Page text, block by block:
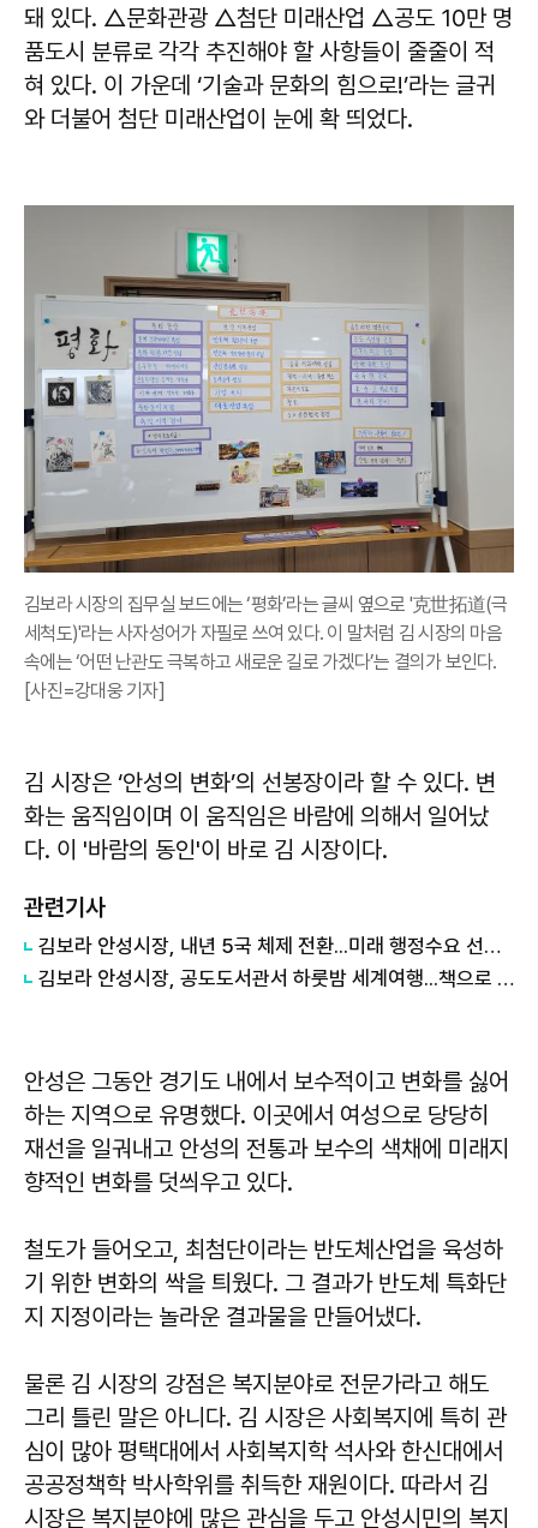
돼 있다. △문화관광 △첨단 미래산업 △공도 10만 명
품도시 분류로 각각 추진해야 할 사항들이 줄줄이 적
혀 있다. 이 가운데 ‘기술과 문화의 힘으로!’라는 글귀
와 더불어 첨단 미래산업이 눈에 확 띄었다.
김보라 시장의 집무실 보드에는 ‘평화’라는 글씨 옆으로 '克世拓道(극
세척도)'라는 사자성어가 자필로 쓰여 있다. 이 말처럼 김 시장의 마음
속에는 ‘어떤 난관도 극복하고 새로운 길로 가겠다’는 결의가 보인다.
[사진=강대웅 기자]
김 시장은 ‘안성의 변화’의 선봉장이라 할 수 있다. 변
화는 움직임이며 이 움직임은 바람에 의해서 일어났
다. 이 '바람의 동인'이 바로 김 시장이다.
관련기사
김보라 안성시장, 내년 5국 체제 전환...미래 행정수요 선제 대응
김보라 안성시장, 공도도서관서 하룻밤 세계여행...책으로 채운 여름밤
안성은 그동안 경기도 내에서 보수적이고 변화를 싫어
하는 지역으로 유명했다. 이곳에서 여성으로 당당히
재선을 일궈내고 안성의 전통과 보수의 색채에 미래지
향적인 변화를 덧씌우고 있다.
철도가 들어오고, 최첨단이라는 반도체산업을 육성하
기 위한 변화의 싹을 틔웠다. 그 결과가 반도체 특화단
지 지정이라는 놀라운 결과물을 만들어냈다.
물론 김 시장의 강점은 복지분야로 전문가라고 해도
그리 틀린 말은 아니다. 김 시장은 사회복지에 특히 관
심이 많아 평택대에서 사회복지학 석사와 한신대에서
공공정책학 박사학위를 취득한 재원이다. 따라서 김
시장은 복지분야에 많은 관심을 두고 안성시민의 복지